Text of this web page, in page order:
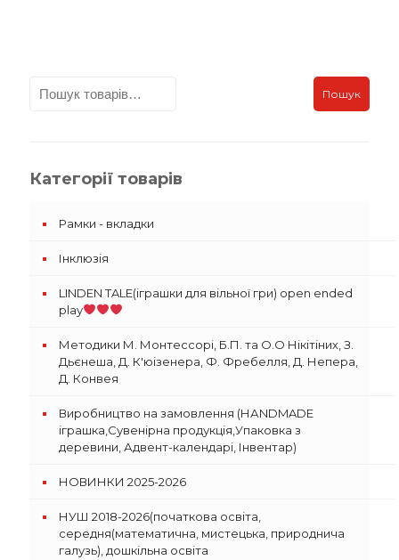
Пошук
Категорії товарів
Рамки - вкладки
Інклюзія
LINDEN TALE(іграшки для вільної гри) open ended
play
Методики М. Монтессорі, Б.П. та О.О Нікітіних, З.
Дьєнеша, Д. К'юізенера, Ф. Фребелля, Д. Непера,
Д. Конвея
Виробництво на замовлення (НАNDMADE
іграшка,Сувенірна продукція,Упаковка з
деревини, Адвент-календарі, Інвентар)
НОВИНКИ 2025-2026
НУШ 2018-2026(початкова освіта,
середня(математична, мистецька, природнича
галузь), дошкільна освіта